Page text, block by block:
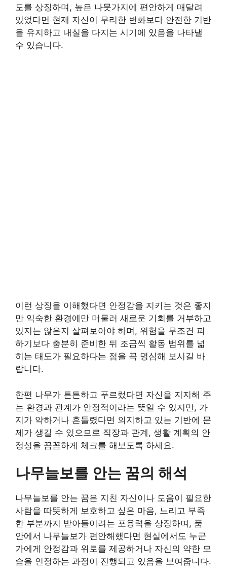
도를 상징하며, 높은 나뭇가지에 편안하게 매달려
있었다면 현재 자신이 무리한 변화보다 안전한 기반
을 유지하고 내실을 다지는 시기에 있음을 나타낼
수 있습니다.
이런 상징을 이해했다면 안정감을 지키는 것은 좋지
만 익숙한 환경에만 머물러 새로운 기회를 거부하고
있지는 않은지 살펴보아야 하며, 위험을 무조건 피
하기보다 충분히 준비한 뒤 조금씩 활동 범위를 넓
히는 태도가 필요하다는 점을 꼭 명심해 보시길 바
랍니다.
한편 나무가 튼튼하고 푸르렀다면 자신을 지지해 주
는 환경과 관계가 안정적이라는 뜻일 수 있지만, 가
지가 약하거나 흔들렸다면 의지하고 있는 기반에 문
제가 생길 수 있으므로 직장과 관계, 생활 계획의 안
정성을 꼼꼼하게 체크를 해보도록 하세요.
나무늘보를 안는 꿈의 해석
나무늘보를 안는 꿈은 지친 자신이나 도움이 필요한
사람을 따뜻하게 보호하고 싶은 마음, 느리고 부족
한 부분까지 받아들이려는 포용력을 상징하며, 품
안에서 나무늘보가 편안해했다면 현실에서도 누군
가에게 안정감과 위로를 제공하거나 자신의 약한 모
습을 인정하는 과정이 진행되고 있음을 보여줍니다.